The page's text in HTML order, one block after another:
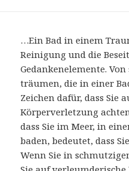
…Ein Bad in einem
Reinigung und die
Gedankenelemente.
träumen, die in einer
Zeichen dafür, dass Sie
Körperverletzung
dass Sie im Meer, in
baden, bedeutet, dass
Wenn Sie in